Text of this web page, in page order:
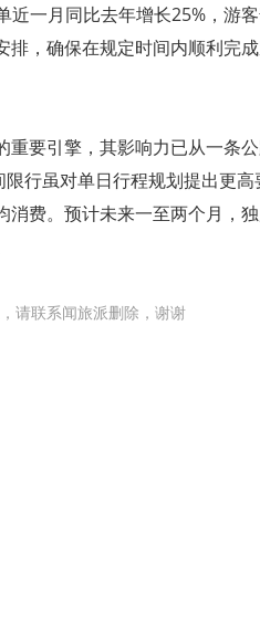
近一月同比去年增长25%，游
，确保在规定时间内顺利完
重要引擎，其影响力已从一条
行虽对单日行程规划提出更高
消费。预计未来一至两个月，
请联系闻旅派删除，谢谢